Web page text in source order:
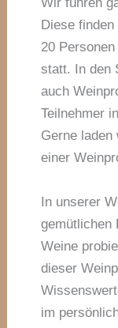
Wir führen
Diese
20
statt. In den
auch
Teilnehmer
Gerne
einer
In unserer
gemütlichen
Weine
dieser
im